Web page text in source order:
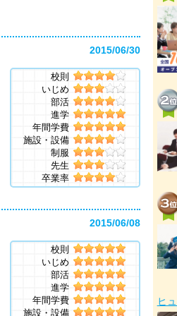
2015/06/30
校則
いじめ
部活
進学
年間学費
施設・設備
制服
先生
卒業率
2015/06/08
校則
いじめ
部活
進学
年間学費
施設・設備
ヒ